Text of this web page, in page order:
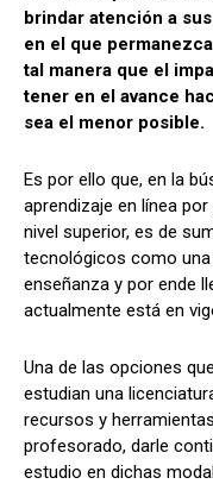
p
p
o
k
brindar atención a
en el que
tal manera que el
tener en el avance
sea el menor posible.
Es por ello que, en la
aprendizaje en línea
nivel superior, es de
tecnológicos como
enseñanza y por ende
actualmente está en
Una de las opciones
estudian una
recursos y
profesorado, darle
estudio en dichas